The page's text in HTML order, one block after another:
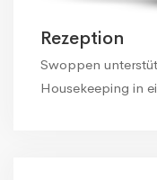
Rezeption
Swoppen
Housekeeping in